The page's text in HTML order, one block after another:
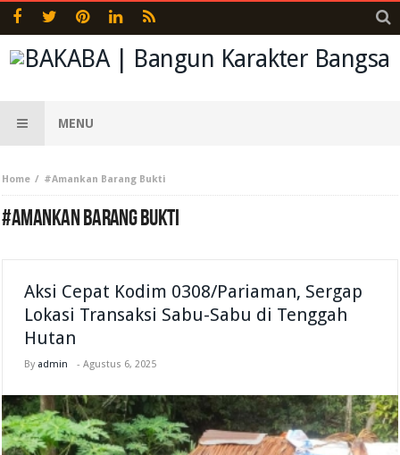
MENU
Home #Amankan Barang Bukti
#AMANKAN BARANG BUKTI
Aksi Cepat Kodim 0308/Pariaman, Sergap
Lokasi Transaksi Sabu-Sabu di Tenggah
Hutan
By admin -Agustus 6, 2025